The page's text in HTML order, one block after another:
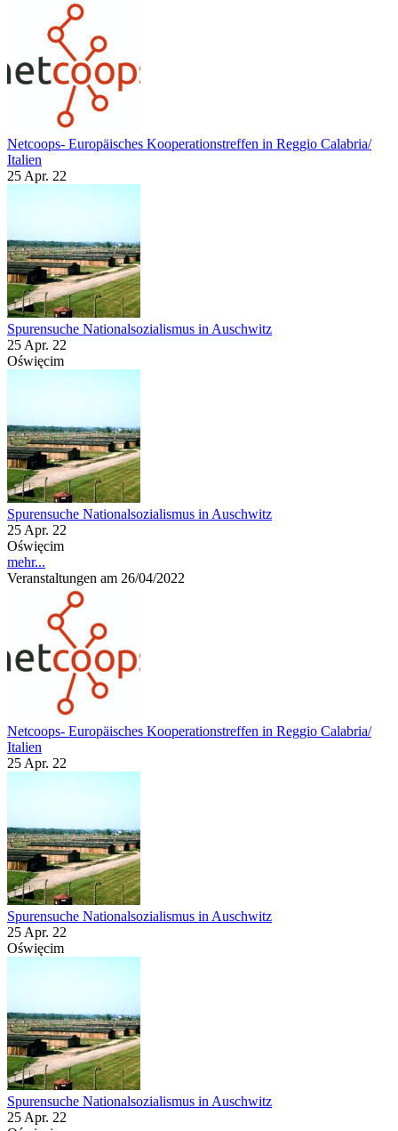
Netcoops- Europäisches Kooperationstreffen in Reggio Calabria/
Italien
25 Apr. 22
Spurensuche Nationalsozialismus in Auschwitz
25 Apr. 22
Oświęcim
Spurensuche Nationalsozialismus in Auschwitz
25 Apr. 22
Oświęcim
mehr...
Veranstaltungen am 26/04/2022
Netcoops- Europäisches Kooperationstreffen in Reggio Calabria/
Italien
25 Apr. 22
Spurensuche Nationalsozialismus in Auschwitz
25 Apr. 22
Oświęcim
Spurensuche Nationalsozialismus in Auschwitz
25 Apr. 22